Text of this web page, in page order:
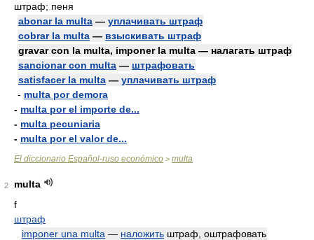
штраф; пеня
abonar la multa — уплачивать штраф
cobrar la multa — взыскивать штраф
gravar con la multa, imponer la multa — налагать штраф
sancionar con multa — штрафовать
satisfacer la multa — уплачивать штраф
- multa por demora
- multa por el importe de...
- multa pecuniaria
- multa por el valor de...
El diccionario Español-ruso económico > multa
2
multa
f
штраф
imponer una multa — наложить штраф, оштрафовать